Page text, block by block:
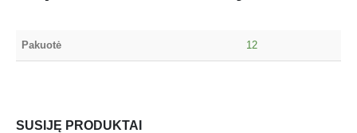
Pakuotė 12
SUSIJĘ PRODUKTAI